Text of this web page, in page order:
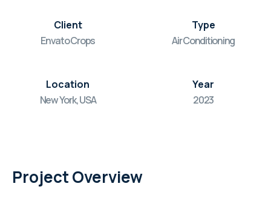
Client
Envato Crops
Type
Air Conditioning
Location
New York, USA
Year
2023
Project Overview